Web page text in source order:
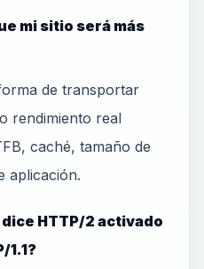
mi sitio será más
de transportar
rendimiento real
caché, tamaño de
aplicación.
HTTP/2 activado
1.1?